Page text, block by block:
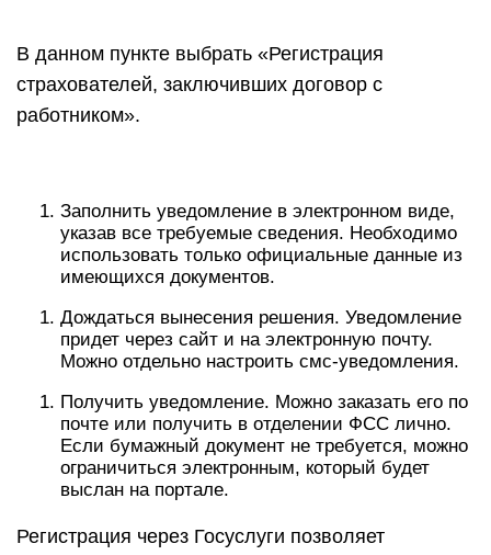
В данном пункте выбрать «Регистрация
страхователей, заключивших договор с
работником».
Заполнить уведомление в электронном виде,
указав все требуемые сведения. Необходимо
использовать только официальные данные из
имеющихся документов.
Дождаться вынесения решения. Уведомление
придет через сайт и на электронную почту.
Можно отдельно настроить смс-уведомления.
Получить уведомление. Можно заказать его по
почте или получить в отделении ФСС лично.
Если бумажный документ не требуется, можно
ограничиться электронным, который будет
выслан на портале.
Регистрация через Госуслуги позволяет